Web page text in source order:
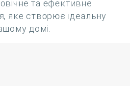
та ефективне
яке створює ідеальну
домі.